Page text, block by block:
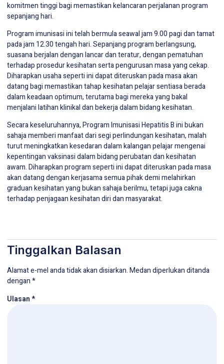
komitmen tinggi bagi memastikan kelancaran perjalanan program
sepanjang hari.
Program imunisasi ini telah bermula seawal jam 9.00 pagi dan tamat
pada jam 12.30 tengah hari. Sepanjang program berlangsung,
suasana berjalan dengan lancar dan teratur, dengan pematuhan
terhadap prosedur kesihatan serta pengurusan masa yang cekap.
Diharapkan usaha seperti ini dapat diteruskan pada masa akan
datang bagi memastikan tahap kesihatan pelajar sentiasa berada
dalam keadaan optimum, terutama bagi mereka yang bakal
menjalani latihan klinikal dan bekerja dalam bidang kesihatan.
Secara keseluruhannya, Program Imunisasi Hepatitis B ini bukan
sahaja memberi manfaat dari segi perlindungan kesihatan, malah
turut meningkatkan kesedaran dalam kalangan pelajar mengenai
kepentingan vaksinasi dalam bidang perubatan dan kesihatan
awam. Diharapkan program seperti ini dapat diteruskan pada masa
akan datang dengan kerjasama semua pihak demi melahirkan
graduan kesihatan yang bukan sahaja berilmu, tetapi juga cakna
terhadap penjagaan kesihatan diri dan masyarakat.
Tinggalkan Balasan
Alamat e-mel anda tidak akan disiarkan.Medan diperlukan ditanda
dengan*
Ulasan*